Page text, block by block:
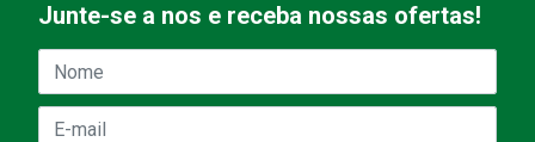
Junte-se a nos e receba nossas ofertas!